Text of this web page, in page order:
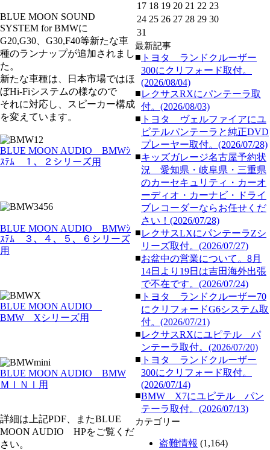
BLUE MOON SOUND
SYSTEM for BMWに
G20,G30、G30,F40等新たな車
種のランナップが追加されまし
た。
新たな車種は、日本市場ではほ
ぼHi-Fiシステムの様なので
それに対応し、スピーカー構成
を変えています。
BLUE MOON AUDIO BMWｼ
ｽﾃﾑ １、２シリーズ用
BLUE MOON AUDIO BMWｼ
ｽﾃﾑ ３、４、５、６シリーズ
用
BLUE MOON AUDIO
BMW Xシリーズ用
BLUE MOON AUDIO BMW
ＭＩＮＩ用
詳細は上記PDF、またBLUE
MOON AUDIO HPをご覧くだ
さい。
17 18 19 20 21 22 23
24 25 26 27 28 29 30
31
最新記事
■ トヨタ ランドクルーザー
300にクリフォード取付。
(2026/08/04)
■レクサスRXにパンテーラ取
付。(2026/08/03)
■ トヨタ ヴェルファイアにユ
ピテルパンテーラと純正DVD
プレーヤー取付。(2026/07/28)
■キッズガレージ名古屋予約状
況 愛知県・岐阜県・三重県
のカーセキュリティ・カーオ
ーディオ・カーナビ・ドライ
ブレコーダーならお任せくだ
さい！(2026/07/28)
■レクサスLXにパンテーラZシ
リーズ取付。(2026/07/27)
■お盆中の営業について。8月
14日より19日は吉田海外出張
で不在です。(2026/07/24)
■ トヨタ ランドクルーザー70
にクリフォードG6システム取
付。(2026/07/21)
■レクサスRXにユピテル パ
ンテーラ取付。(2026/07/20)
■ トヨタ ランドクルーザー
300にクリフォード取付。
(2026/07/14)
■BMW X7にユピテル パン
テーラ取付。(2026/07/13)
カテゴリー
盗難情報 (1,164)